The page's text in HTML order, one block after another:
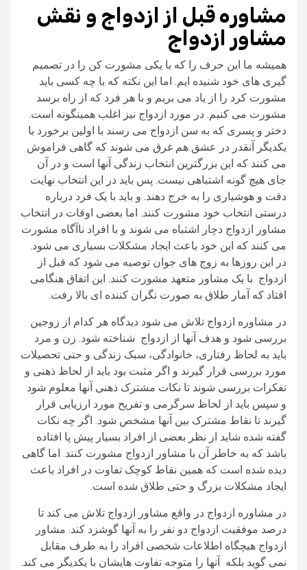
مشاوره قبل از ازدواج و نقش
مشاور ازدواج
همیشه ما این حرف را که با یکی مشورت کن را در تصمیم
گیری های خود شنیده ایم. اما این نکته که با چه کسی باید
مشورت کرد را از یاد می بریم و با هر فرد که از راه برسد
مشورت می کنیم. در مورد ازدواج نیز اغلب همینگونه است.
دختر و پسری که به سن ازدواج می رسند با اولین برخورد با
یکدیگر آنقدر در عشق هم غرق می شوند که گاهی فراموش
می کنند که این بزرگترین انتخاب زندگی آنها است و در آن
جای هیچ گونه اشتباهی نیست. پس باید در این انتخاب نهایت
دقت و هوشیاری را به خرج دهند. و باید با یک فرد درباره
درستی انتخاب خود مشورت کنند. اما بعضی اوقات در انتخاب
مشاور ازدواج دچار اشتباه می شوند و با افراد ناآگاه مشورت
می کنند که این خود باعث ایجاد مشکلات بسیاری می شود.
در این روزها به زوج های جوان توصیه می شود که قبل از
ازدواج با یک مشاور متعهد مشورت کنند. این اتفاق هنگامی
افتاد که آمار طلاق به صورت نگران کننده ای بالا رفت.
در مشاوره ازدواج تلاش می شود دیدگاه هر کدام از زوجین
بررسی شود و هدف آنها از ازدواج شناخته شود. زن و مرد
باید به لحاظ رفتاری، خانوادگی، سبک زندگی و حتی تحصیلات
مورد بررسی قرار گیرند و اگر مثبت بود باید از لحاظ ذهنی و
تفکرات بررسی شوند تا نکات مشترک ذهنی آنها معلوم شود
و سپس باید از لحاظ سرگرمی و تفریح مورد ارزیابی قرار
گیرند تا نقاط مشترک بین آنها مشخص شود. اگر چه نکات
گفته شده شاید از نظر بعضی از افراد بسیار پیش پا افتاده
باشد که به خاطر آن با مشاور ازدواج مشورت کنند. اما گاهی
دیده شده است که همین نقاط کوچک تفاوت در افراد باعث
ایجاد مشکلات بزرگ و حتی طلاق شده است.
در مشاوره ازدواج در واقع مشاور ازدواج تلاش می کند تا
درصد موفقیت ازدواج دو نفر را به آنها گوشزد کند. مشاور
ازدواج هیچگاه اطلاعات شخصی افراد را به طرف مقابل
نمی گوید بلکه آنها را متوجه تفاوت هایشان با یکدیگر می کند.